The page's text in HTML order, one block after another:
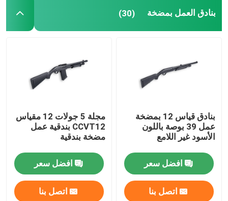
بنادق العمل بمضخة (30)
بنادق قياس 12 بمضخة
عمل 39 بوصة باللون
الأسود غير اللامع
افضل سعر
اتصل بنا
مجلة 5 جولات 12 مقياس
CCVT12 بندقية عمل
مضخة بندقية
افضل سعر
اتصل بنا